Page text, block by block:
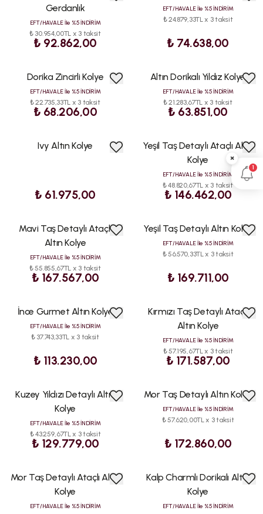
Gerdanlık
EFT/HAVALE İle %5 İNDİRİM
₺ 30.954,00TL x 3 taksit
₺ 92.862,00
EFT/HAVALE İle %5 İNDİRİM
₺ 24.879,33TL x 3 taksit
₺ 74.638,00
Dorika Zincirli Kolye
EFT/HAVALE İle %5 İNDİRİM
₺ 22.735,33TL x 3 taksit
₺ 68.206,00
Altın Dorikalı Yıldız Kolye
EFT/HAVALE İle %5 İNDİRİM
₺ 21.283,67TL x 3 taksit
₺ 63.851,00
Ivy Altın Kolye
₺ 61.975,00
Yeşil Taş Detaylı Ataçlı Altın
Kolye
EFT/HAVALE İle %5 İNDİRİM
₺ 48.820,67TL x 3 taksit
₺ 146.462,00
Mavi Taş Detaylı Ataçlı
Altın Kolye
EFT/HAVALE İle %5 İNDİRİM
₺ 55.855,67TL x 3 taksit
₺ 167.567,00
Yeşil Taş Detaylı Altın Kolye
EFT/HAVALE İle %5 İNDİRİM
₺ 56.570,33TL x 3 taksit
₺ 169.711,00
İnce Gurmet Altın Kolye
EFT/HAVALE İle %5 İNDİRİM
₺ 37.743,33TL x 3 taksit
₺ 113.230,00
Kırmızı Taş Detaylı Ataçlı
Altın Kolye
EFT/HAVALE İle %5 İNDİRİM
₺ 57.195,67TL x 3 taksit
₺ 171.587,00
Kuzey Yıldızı Detaylı Altın
Kolye
EFT/HAVALE İle %5 İNDİRİM
₺ 43.259,67TL x 3 taksit
₺ 129.779,00
Mor Taş Detaylı Altın Kolye
EFT/HAVALE İle %5 İNDİRİM
₺ 57.620,00TL x 3 taksit
₺ 172.860,00
Mor Taş Detaylı Ataçlı Altın
Kolye
EFT/HAVALE İle %5 İNDİRİM
Kalp Charmlı Dorikalı Altın
Kolye
EFT/HAVALE İle %5 İNDİRİM
×
1